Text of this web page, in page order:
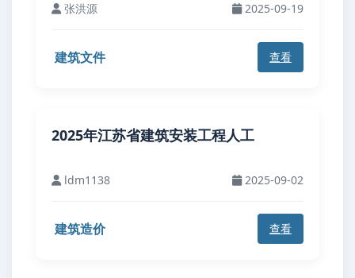
张洪源 2025-09-19
建筑文件 查看
2025年江苏省建筑安装工程人工
ldm1138 2025-09-02
建筑造价 查看